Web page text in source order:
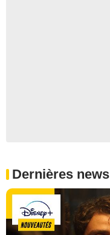
Dernières news